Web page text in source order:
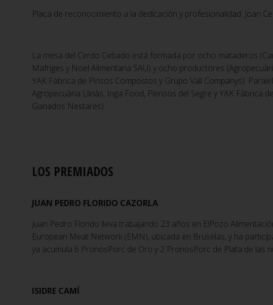
Placa de reconocimiento a la dedicación y profesionalidad: Joan
La mesa del Cerdo Cebado está formada por ocho mataderos
Mafriges y Noel Alimentaria SAU) y ocho productores
YAK Fàbrica de Pinsos Compostos y Grupo Vall Companys).
Agropecuària Llinàs, Inga Food, Piensos del Segre y YAK
Ganados Nestares).
LOS PREMIADOS
JUAN PEDRO FLORIDO CAZORLA
Juan Pedro Florido lleva trabajando 23 años en ElPozo
European Meat Network (EMN), ubicada en Bruselas, y ha
ya acumula 6 PronosPorc de Oro y 2 PronosPorc de Plata de las
ISIDRE CAMÍ